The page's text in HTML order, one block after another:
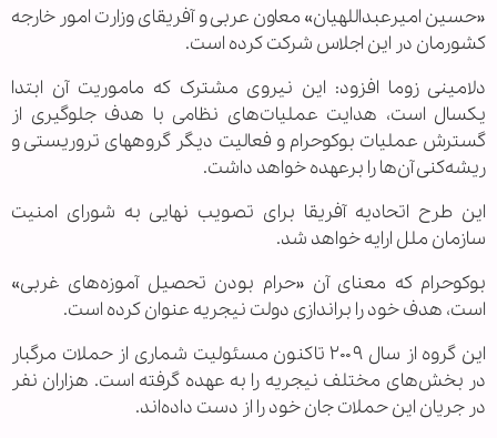
«حسین امیرعبداللهیان» معاون عربی و آفریقای وزارت امور خارجه
کشورمان در این اجلاس شرکت کرده است.
دلامینی زوما افزود: این نیروی مشترک که ماموریت آن ابتدا
یکسال است، هدایت عملیات‌های نظامی با هدف جلوگیری از
گسترش عملیات بوکوحرام و فعالیت دیگر گروههای تروریستی و
ریشه‌کنی آن‌ها را برعهده خواهد داشت.
این طرح اتحادیه آفریقا برای تصویب نهایی به شورای امنیت
سازمان ملل ارایه خواهد شد.
بوکوحرام که معنای آن «حرام بودن تحصیل آموزه‌های غربی»
است، هدف خود را براندازی دولت نیجریه عنوان کرده است.
این گروه از سال ۲۰۰۹ تاکنون مسئولیت شماری از حملات مرگبار
در بخش‌های مختلف نیجریه را به عهده گرفته است. هزاران نفر
در جریان این حملات جان خود را از دست داده‌اند.